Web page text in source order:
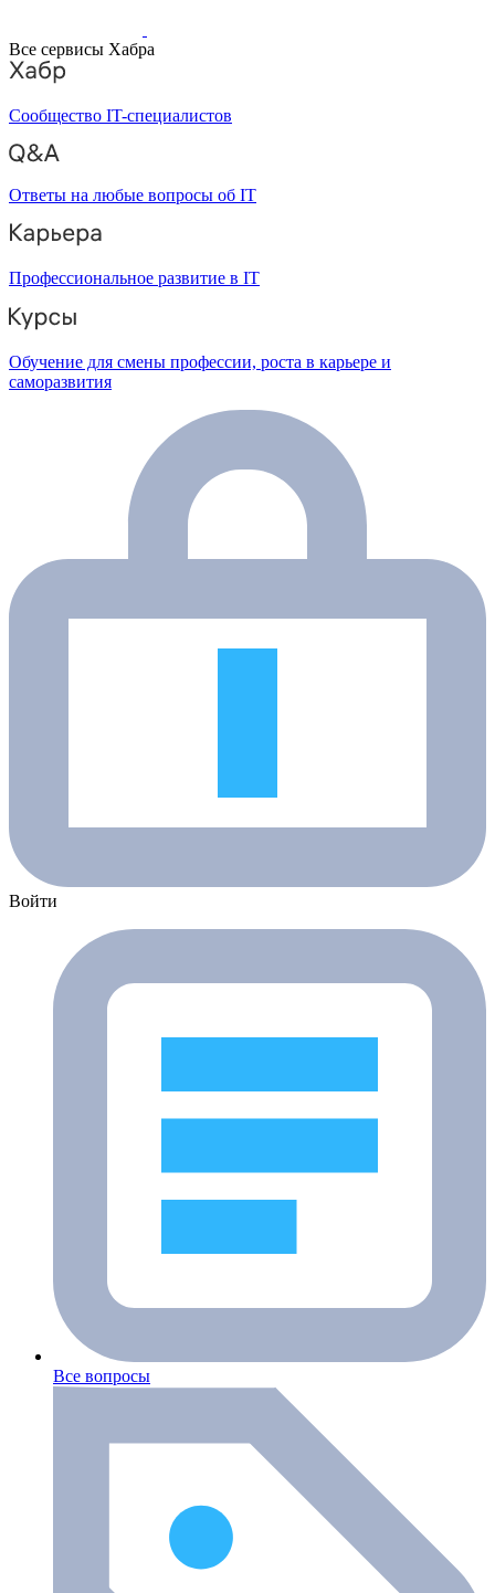
Все сервисы Хабра
Сообщество IT-специалистов
Ответы на любые вопросы об IT
Профессиональное развитие в IT
Обучение для смены профессии, роста в карьере и
саморазвития
Войти
Все вопросы